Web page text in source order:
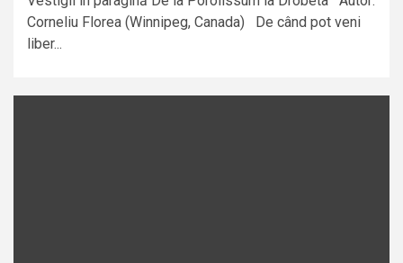
Corneliu Florea (Winnipeg, Canada) De când pot veni
liber...